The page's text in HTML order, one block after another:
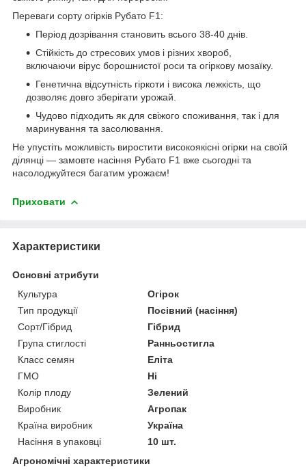
Переваги сорту огірків Рубато F1:
Період дозрівання становить всього 38-40 днів.
Стійкість до стресових умов і різних хвороб,
включаючи вірус борошнистої роси та огіркову мозаїку.
Генетична відсутність гіркоти і висока лежкість, що
дозволяє довго зберігати урожай.
Чудово підходить як для свіжого споживання, так і для
маринування та засолювання.
Не упустіть можливість виростити високоякісні огірки на своїй
ділянці — замовте насіння Рубато F1 вже сьогодні та
насолоджуйтеся багатим урожаєм!
Приховати
Характеристики
Основні атрибути
Культура
Огірок
Тип продукції
Посівний (насіння)
Сорт/Гібрид
Гібрид
Група стиглості
Ранньостигла
Класс семян
Еліта
ГМО
Ні
Колір плоду
Зелений
Виробник
Агропак
Країна виробник
Україна
Насіння в упаковці
10 шт.
Агрономічні характеристики